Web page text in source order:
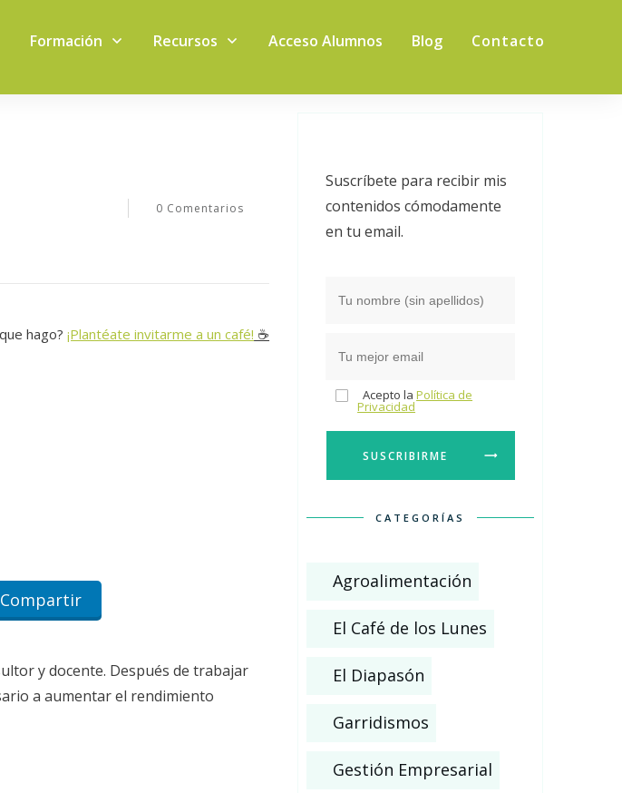
Formación Recursos Acceso Alumnos Blog Contacto
0 Comentarios
hago?¡Plantéate invitarme a un café! ☕️
Compartir
y docente. Después de trabajar
a aumentar el rendimiento
Suscríbete para recibir mis
contenidos cómodamente
en tu email.
Acepto la Política de
Privacidad
SUSCRIBIRME
CATEGORÍAS
Agroalimentación
El Café de los Lunes
El Diapasón
Garridismos
Gestión Empresarial